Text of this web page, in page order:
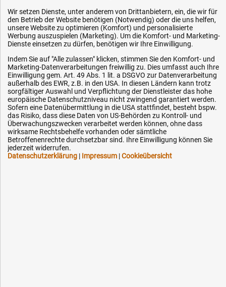
Fax (kostenlos):
+49 (0) 800 - 498 326 4
E-Mail:
info@hytec-hydraulik.de
Hilfe & Service
Versandkosten
Zahlungsarten
Wir setzen Dienste, unter anderem von Drittanbietern, ein, die wir für
den Betrieb der Website benötigen (Notwendig) oder die uns helfen,
unsere Website zu optimieren (Komfort) und personalisierte
Werbung auszuspielen (Marketing). Um die Komfort- und Marketing-
Dienste einsetzen zu dürfen, benötigen wir Ihre Einwilligung.
Indem Sie auf "Alle zulassen" klicken, stimmen Sie den Komfort- und
Marketing-Datenverarbeitungen freiwillig zu. Dies umfasst auch Ihre
Einwilligung gem. Art. 49 Abs. 1 lit. a DSGVO zur Datenverarbeitung
außerhalb des EWR, z.B. in den USA. In diesen Ländern kann trotz
sorgfältiger Auswahl und Verpflichtung der Dienstleister das hohe
europäische Datenschutzniveau nicht zwingend garantiert werden.
Sofern eine Datenübermittlung in die USA stattfindet, besteht bspw.
das Risiko, dass diese Daten von US-Behörden zu Kontroll- und
Überwachungszwecken verarbeitet werden können, ohne dass
wirksame Rechtsbehelfe vorhanden oder sämtliche
Betroffenenrechte durchsetzbar sind. Ihre Einwilligung können Sie
jederzeit widerrufen.
Datenschutzerklärung | Impressum |Cookieübersicht